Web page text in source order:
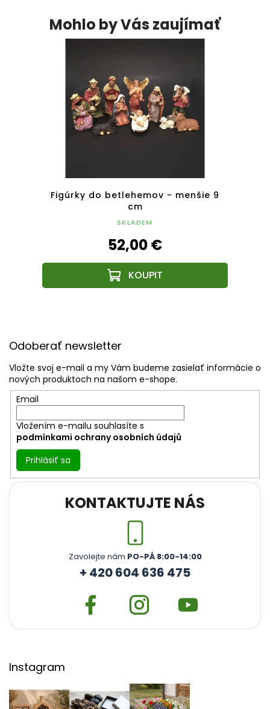
Mohlo by Vás zaujímať
Figúrky do betlehemov - menšie 9
cm
SKLADEM
52,00 €
Odoberať newsletter
Vložte svoj e-mail a my Vám budeme zasielať informácie o
nových produktoch na našom e-shope.
Email
Vložením e-mailu souhlasíte s
podmínkami ochrany osobních údajů
Prihlásiť sa
KONTAKTUJTE NÁS
Zavolejte nám PO-PÁ 8:00-14:00
+ 420 604 636 475
Instagram